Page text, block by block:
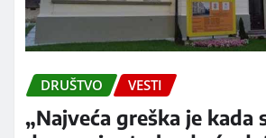
DRUŠTVO VESTI
„Najveća greška je kada